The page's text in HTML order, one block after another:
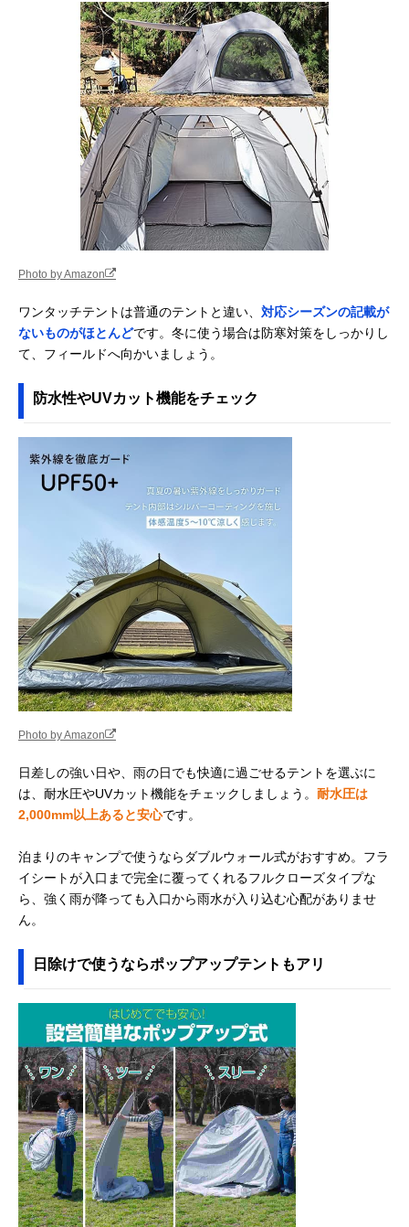
Photo by Amazon
ワンタッチテントは普通のテントと違い、 対応シーズンの記載が
ないものがほとんどです。冬に使う場合は防寒対策をしっかりし
て、フィールドへ向かいましょう。
防水性やUVカット機能をチェック
Photo by Amazon
日差しの強い日や、雨の日でも快適に過ごせるテントを選ぶに
は、耐水圧やUVカット機能をチェックしましょう。 耐水圧は
2,000mm以上あると安心です。
泊まりのキャンプで使うならダブルウォール式がおすすめ。フラ
イシートが入口まで完全に覆ってくれるフルクローズタイプな
ら、強く雨が降っても入口から雨水が入り込む心配がありませ
ん。
日除けで使うならポップアップテントもアリ